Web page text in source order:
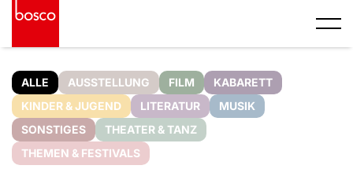
ALLE AUSSTELLUNG FILM
KABARETT
KINDER & JUGEND
LITERATUR
MUSIK
SONSTIGES
THEATER & TANZ
THEMEN & FESTIVALS